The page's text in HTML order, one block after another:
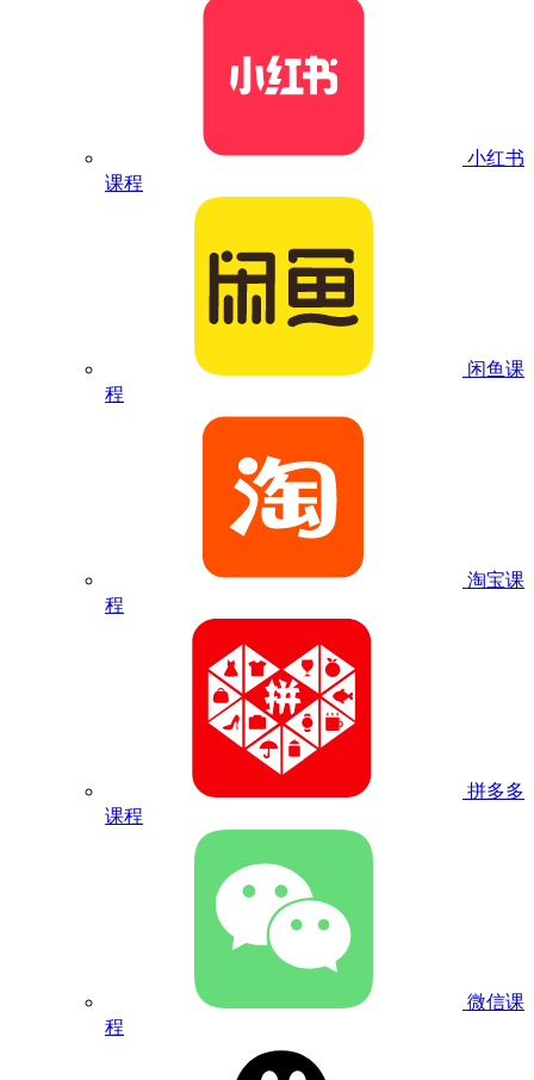
小红书
课程
闲鱼课
程
淘宝课
程
拼多多
课程
微信课
程